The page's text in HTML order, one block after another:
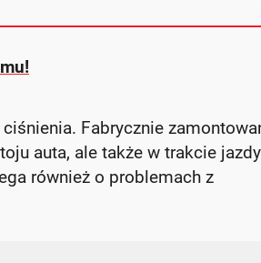
Fabrycznie
auta, ale także w trakcie
również o problemach z